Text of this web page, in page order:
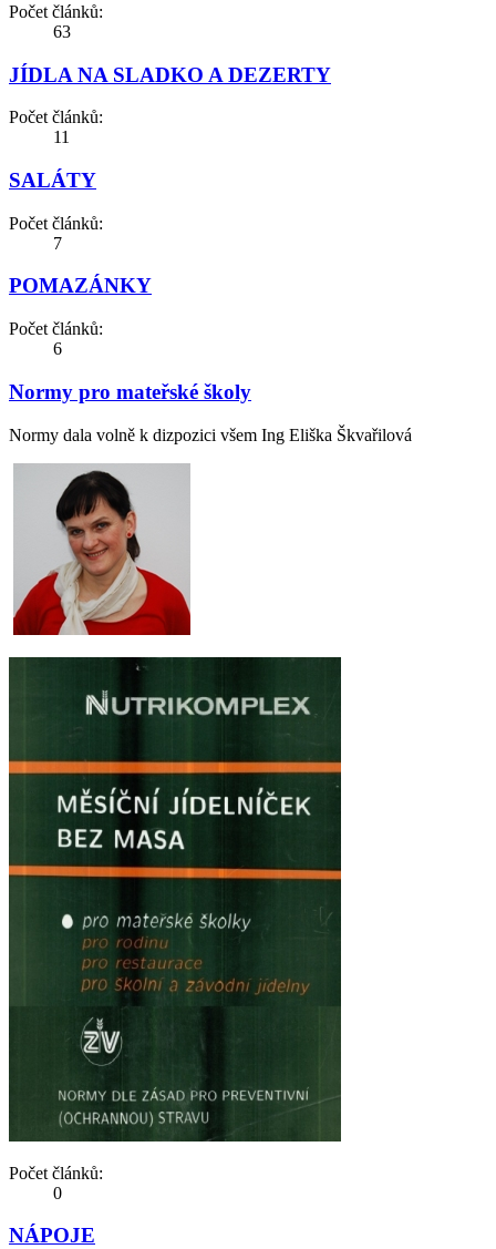
Počet článků:
63
JÍDLA NA SLADKO A DEZERTY
Počet článků:
11
SALÁTY
Počet článků:
7
POMAZÁNKY
Počet článků:
6
Normy pro mateřské školy
Normy dala volně k dizpozici všem Ing Eliška Škvařilová
Počet článků:
0
NÁPOJE